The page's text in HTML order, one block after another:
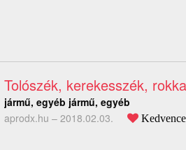
Tolószék, kerekesszék,
jármű, egyéb jármű, egyéb
aprodx.hu – 2018.02.03.